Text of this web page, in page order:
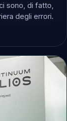
sono, di fatto,
degli errori.